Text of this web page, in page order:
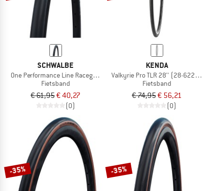
SCHWALBE
One Performance Line Raceguard Mikroskin TLE 28'' (28-622)
Fietsband
€ 61,95€ 40,27
(0)
KENDA
Valkyrie Pro TLR 28'' (28-622)
Fietsband
€ 74,95€ 56,21
(0)
-35% -35%